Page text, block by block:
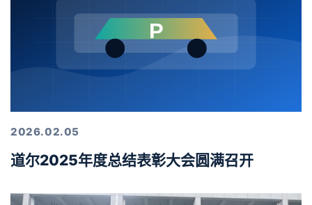
2026.02.05
道尔2025年度总结表彰大会圆满召开